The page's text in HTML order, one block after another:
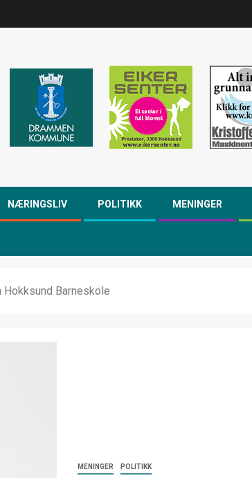
NÆRINGSLIV POLITIKK MENINGER
Hokksund Barneskole
MENINGER POLITIKK